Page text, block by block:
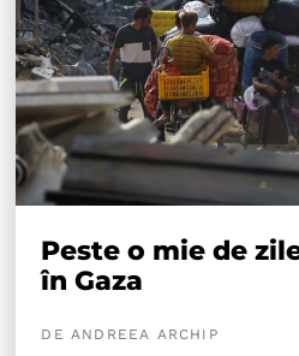
Peste o mie de
în Gaza
DE ANDREEA ARCHIP